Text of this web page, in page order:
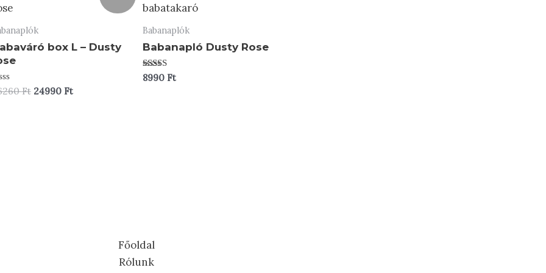
box L – Dusty
Ft Original
24990 FtCurrent
Babanaplók
Babanapló Dusty Rose
Értékelés:
8990 Ft
Főoldal
Rólunk